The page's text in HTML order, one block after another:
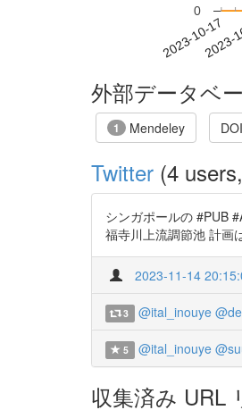
2023-10-17
0
外部データベ
1 Mendeley
Twitter (4
シンガポールの #PUB
福寺川上流調節池 計画
2023-11-14
3 @ital_inouye
5 @ital_inouye
収集済み URL